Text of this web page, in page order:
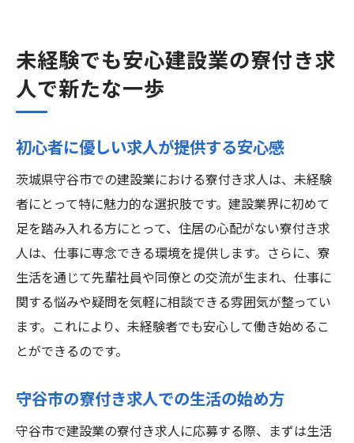
未経験でも安心建設業の寮付き求
人で新たな一歩
初心者に優しい求人が提供する安心感
茨城県守谷市での建設業における寮付き求人は、未経験
者にとって特に魅力的な選択肢です。建設業界に初めて
足を踏み入れる方にとって、住居の心配がない寮付き求
人は、仕事に専念できる環境を提供します。さらに、寮
生活を通じて先輩社員や同僚との交流が生まれ、仕事に
関する悩みや疑問を気軽に相談できる雰囲気が整ってい
ます。これにより、未経験者でも安心して働き始めるこ
とができるのです。
守谷市の寮付き求人での生活の始め方
守谷市で建設業の寮付き求人に応募する際、まずは生活